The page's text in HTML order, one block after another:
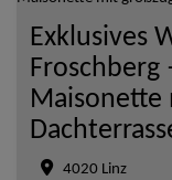
Exklusives
Froschberg
Maisonette
4020 Linz